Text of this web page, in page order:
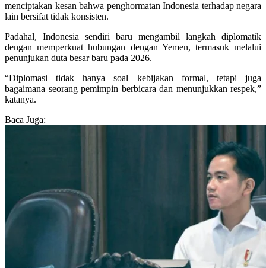
menciptakan kesan bahwa penghormatan Indonesia terhadap negara
lain bersifat tidak konsisten.
Padahal, Indonesia sendiri baru mengambil langkah diplomatik
dengan memperkuat hubungan dengan Yemen, termasuk melalui
penunjukan duta besar baru pada 2026.
“Diplomasi tidak hanya soal kebijakan formal, tetapi juga
bagaimana seorang pemimpin berbicara dan menunjukkan respek,”
katanya.
Baca Juga: